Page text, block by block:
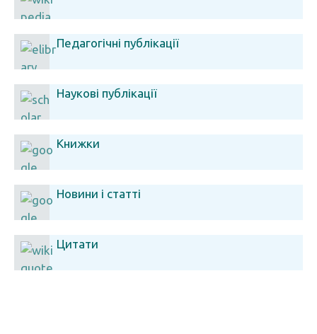
Педагогічні публікації
Наукові публікації
Книжки
Новини і статті
Цитати